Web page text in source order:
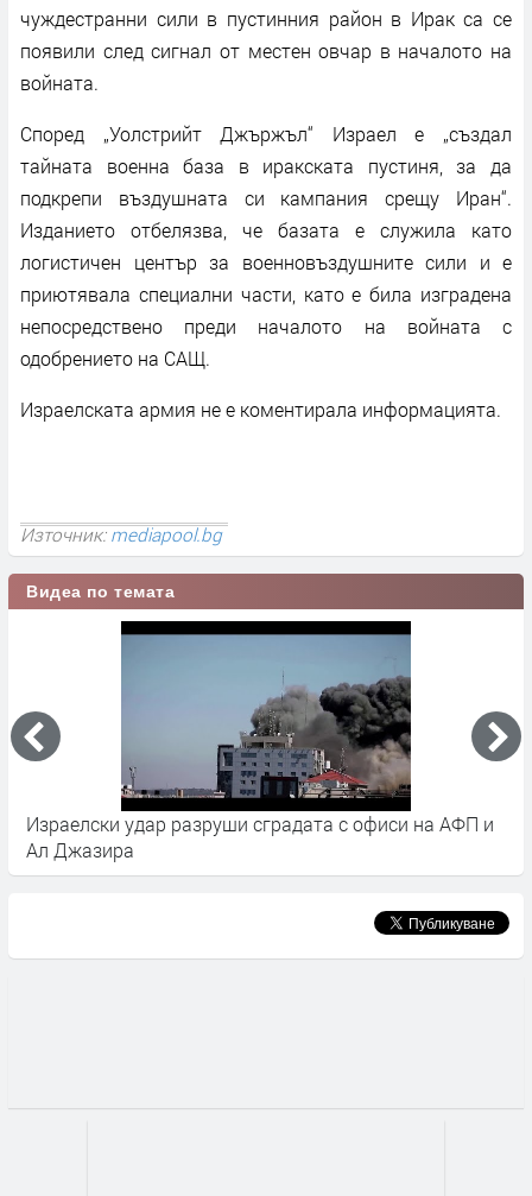
чуждестранни сили в пустинния район в Ирак са се
появили след сигнал от местен овчар в началото на
войната.
Според „Уолстрийт Джържъл“ Израел е „създал
тайната военна база в иракската пустиня, за да
подкрепи въздушната си кампания срещу Иран“.
Изданието отбелязва, че базата е служила като
логистичен център за военновъздушните сили и е
приютявала специални части, като е била изградена
непосредствено преди началото на войната с
одобрението на САЩ.
Израелската армия не е коментирала информацията.
Източник:mediapool.bg
Видеа по темата
Израелски удар разруши сградата с офиси на АФП и
Ал Джазира